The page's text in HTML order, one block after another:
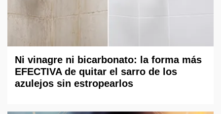
Ni vinagre ni bicarbonato: la forma más
EFECTIVA de quitar el sarro de los
azulejos sin estropearlos